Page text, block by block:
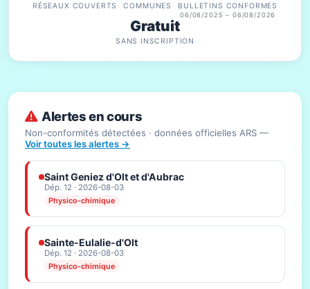
RÉSEAUX COUVERTS COMMUNES BULLETINS CONFORMES
06/08/2025 – 06/08/2026
Gratuit
SANS INSCRIPTION
Alertes en cours
Non-conformités détectées · données officielles ARS —
Voir toutes les alertes →
Saint Geniez d'Olt et d'Aubrac
Dép. 12 · 2026-08-03
Physico-chimique
Sainte-Eulalie-d'Olt
Dép. 12 · 2026-08-03
Physico-chimique